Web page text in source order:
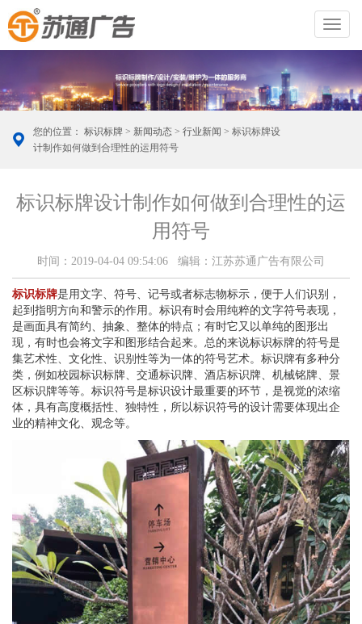
切
换
您的位置： 标识标牌 > 新闻动态 > 行业新闻 > 标识标牌设
计制作如何做到合理性的运用符号
标识标牌设计制作如何做到合理性的运
用符号
时间：2019-04-04 09:54:06 编辑：江苏苏通广告有限公司
标识标牌是用文字、符号、记号或者标志物标示，便于人们识别，
起到指明方向和警示的作用。标识有时会用纯粹的文字符号表现，
是画面具有简约、抽象、整体的特点；有时它又以单纯的图形出
现，有时也会将文字和图形结合起来。总的来说标识标牌的符号是
集艺术性、文化性、识别性等为一体的符号艺术。标识牌有多种分
类，例如校园标识标牌、交通标识牌、酒店标识牌、机械铭牌、景
区标识牌等等。标识符号是标识设计最重要的环节，是视觉的浓缩
体，具有高度概括性、独特性，所以标识符号的设计需要体现出企
业的精神文化、观念等。